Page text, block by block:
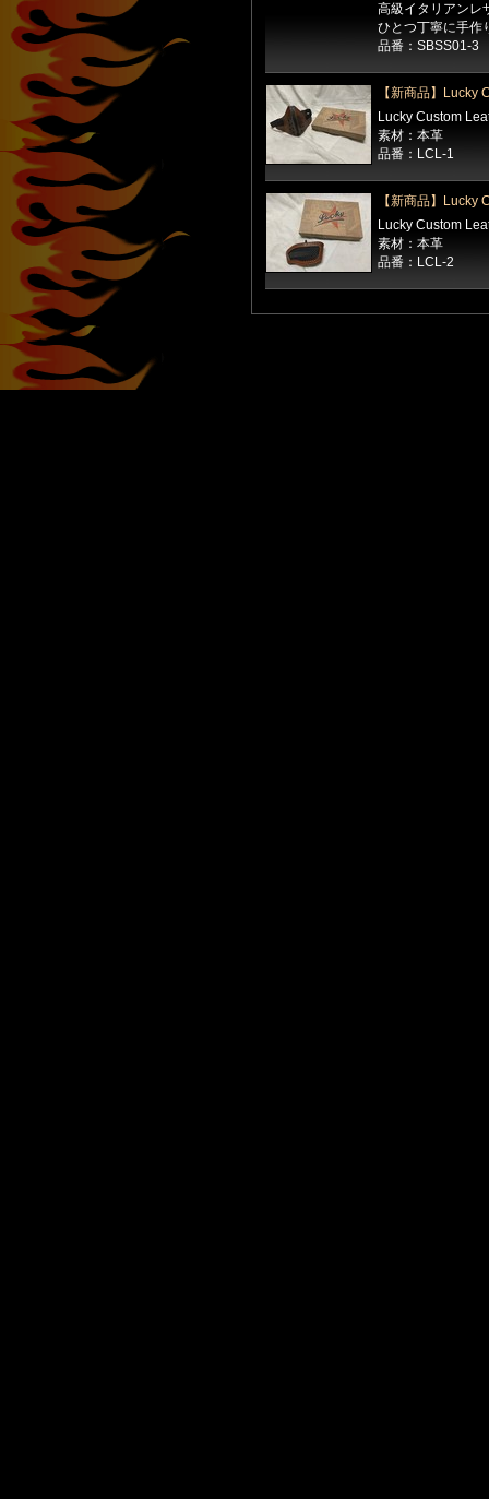
高級イタリアンレ
ひとつ丁寧に手作
品番：SBSS01-3
【新商品】
Lucky Custom
素材：本革
品番：LCL-1
【新商品】Lucky
Lucky Custom
素材：本革
品番：LCL-2